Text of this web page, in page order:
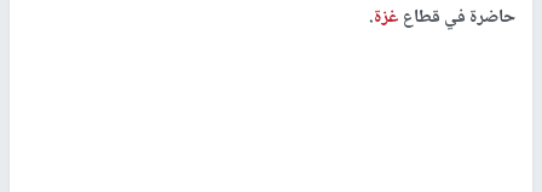
حاضرة في قطاعغزة.